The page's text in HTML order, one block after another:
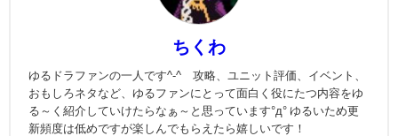
ちくわ
ゆるドラファンの一人です^-^ 攻略、ユニット評価、イベント、
おもしろネタなど、ゆるファンにとって面白く役にたつ内容をゆ
る～く紹介していけたらなぁ～と思っています°д° ゆるいため更
新頻度は低めですが楽しんでもらえたら嬉しいです！